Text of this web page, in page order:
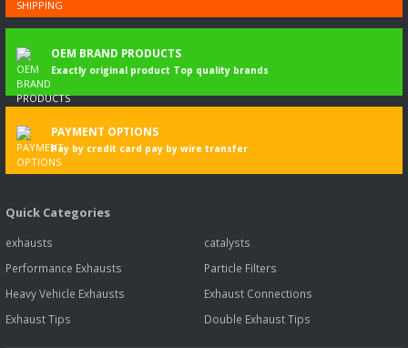
OEM BRAND PRODUCTS
Exactly original product Top quality brands
PAYMENT OPTIONS
Pay by credit card pay by wire transfer
Quick Categories
exhausts
catalysts
Performance Exhausts
Particle Filters
Heavy Vehicle Exhausts
Exhaust Connections
Exhaust Tips
Double Exhaust Tips